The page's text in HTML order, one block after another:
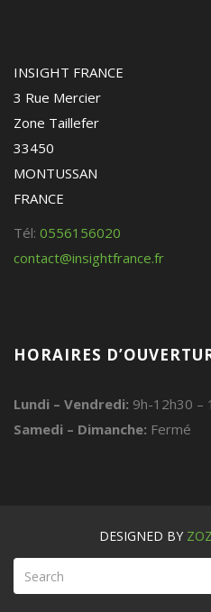
INSIGHT FRANCE
3 Rue Mercier
Zone Taillefer
33450
MONTUSSAN
FRANCE
Tél: 0556156020
contact@insightfrance.fr
HORAIRES
Lundi – Vendredi: 9h-12h30 –
Samedi – Dimanche: Fermé
DESIGNED BY